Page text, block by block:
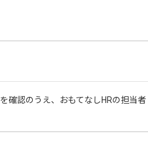
確認のうえ、おもてなしHRの担当者